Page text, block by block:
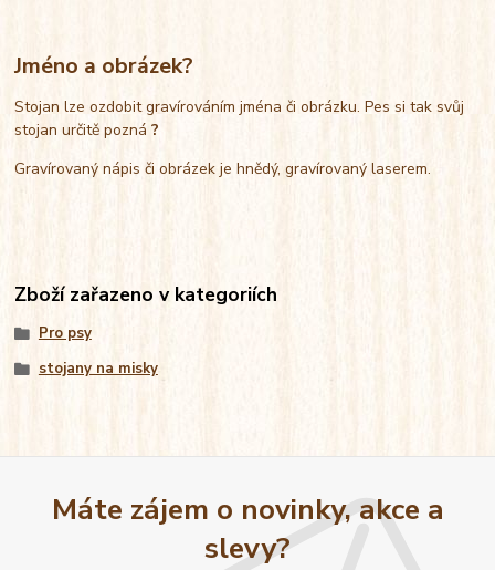
Jméno a obrázek?
Stojan lze ozdobit gravírováním jména či obrázku. Pes si tak svůj
stojan určitě pozná?
Gravírovaný nápis či obrázek je hnědý, gravírovaný laserem.
Zboží zařazeno v kategoriích
Pro psy
stojany na misky
Máte zájem o novinky, akce a
slevy?